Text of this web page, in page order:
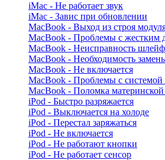
iMac - Не работает звук
iMac - Завис при обновлении
MacBook - Выход из строя
MacBook - Проблемы с жестким
MacBook - Неисправность
MacBook - Необходимость
MacBook - Не включается
MacBook - Проблемы с системой
MacBook - Поломка
iPod - Быстро разряжается
iPod - Выключается на холоде
iPod - Перестал заряжаться
iPod - Не включается
iPod - Не работают кнопки
iPod - Не работает сенсор